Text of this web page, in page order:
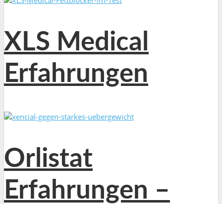
XLS Medical
Erfahrungen
Orlistat
Erfahrungen –